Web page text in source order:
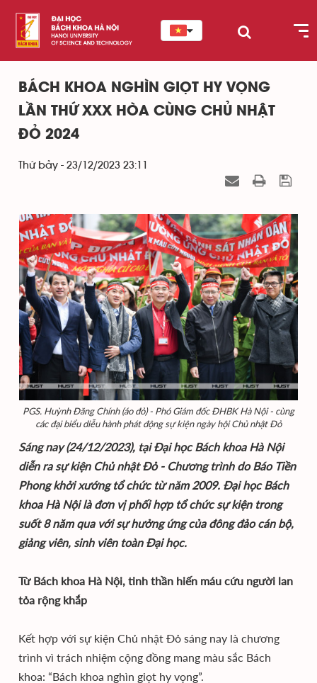
BÁCH KHOA NGHÌN GIỌT HY VỌNG
LẦN THỨ XXX HÒA CÙNG CHỦ NHẬT
ĐỎ 2024
Thứ bảy - 23/12/2023 23:11
PGS. Huỳnh Đăng Chính (áo đỏ) - Phó Giám đốc ĐHBK Hà Nội - cùng
các đại biểu diễu hành phát động sự kiện ngày hội Chủ nhật Đỏ
Sáng nay (24/12/2023), tại Đại học Bách khoa Hà Nội
diễn ra sự kiện Chủ nhật Đỏ - Chương trình do Báo Tiền
Phong khởi xướng tổ chức từ năm 2009. Đại học Bách
khoa Hà Nội là đơn vị phối hợp tổ chức sự kiện trong
suốt 8 năm qua với sự hưởng ứng của đông đảo cán bộ,
giảng viên, sinh viên toàn Đại học.
Từ Bách khoa Hà Nội, tinh thần hiến máu cứu người lan
tỏa rộng khắp
Kết hợp với sự kiện Chủ nhật Đỏ sáng nay là chương
trình vì trách nhiệm cộng đồng mang màu sắc Bách
khoa: “Bách khoa nghìn giọt hy vọng”.